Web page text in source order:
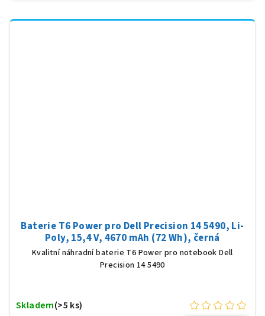
Baterie T6 Power pro Dell Precision 14 5490, Li-
Poly, 15,4 V, 4670 mAh (72 Wh), černá
Kvalitní náhradní baterie T6 Power pro notebook Dell
Precision 14 5490
Skladem(>5 ks)